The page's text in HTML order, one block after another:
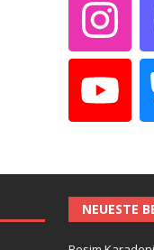
NEUESTE